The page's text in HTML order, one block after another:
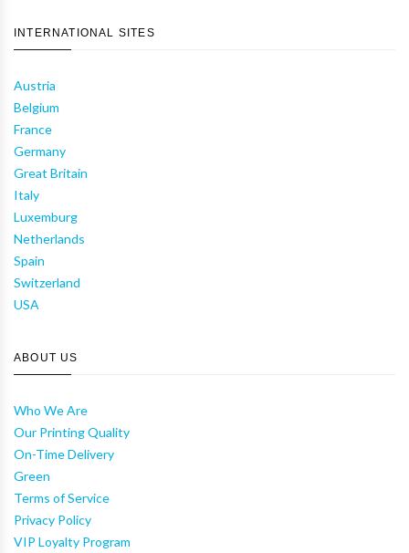
INTERNATIONAL SITES
Austria
Belgium
France
Germany
Great Britain
Italy
Luxemburg
Netherlands
Spain
Switzerland
USA
ABOUT US
Who We Are
Our Printing Quality
On-Time Delivery
Green
Terms of Service
Privacy Policy
VIP Loyalty Program